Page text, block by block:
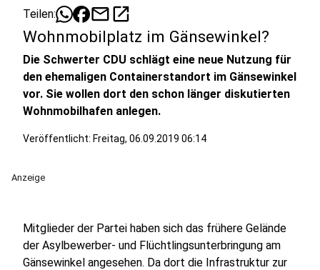
Teilen: mailopen_in_new
Wohnmobilplatz im Gänsewinkel?
Die Schwerter CDU schlägt eine neue Nutzung für
den ehemaligen Containerstandort im Gänsewinkel
vor. Sie wollen dort den schon länger diskutierten
Wohnmobilhafen anlegen.
Veröffentlicht: Freitag, 06.09.2019 06:14
Anzeige
Mitglieder der Partei haben sich das frühere Gelände
der Asylbewerber- und Flüchtlingsunterbringung am
Gänsewinkel angesehen. Da dort die Infrastruktur zur